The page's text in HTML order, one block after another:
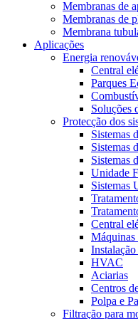
Membranas de
Membranas de
Membrana
Aplicações
Energia
Central
Parques
Soluções
Protecção dos
Sistemas
Sistemas
Sistemas
Unidade
Sistemas
Central
Máquinas
HVAC
Aciarias
Centros
Polpa e
Filtração para